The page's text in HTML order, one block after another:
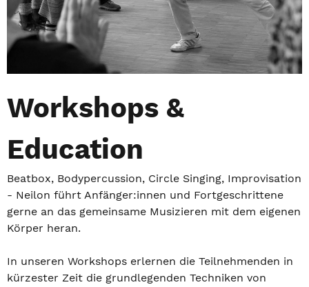
Workshops &
Education
Beatbox, Bodypercussion, Circle Singing, Improvisation
- Neilon führt Anfänger:innen und Fortgeschrittene
gerne an das gemeinsame Musizieren mit dem eigenen
Körper heran.
In unseren Workshops erlernen die Teilnehmenden in
kürzester Zeit die grundlegenden Techniken von